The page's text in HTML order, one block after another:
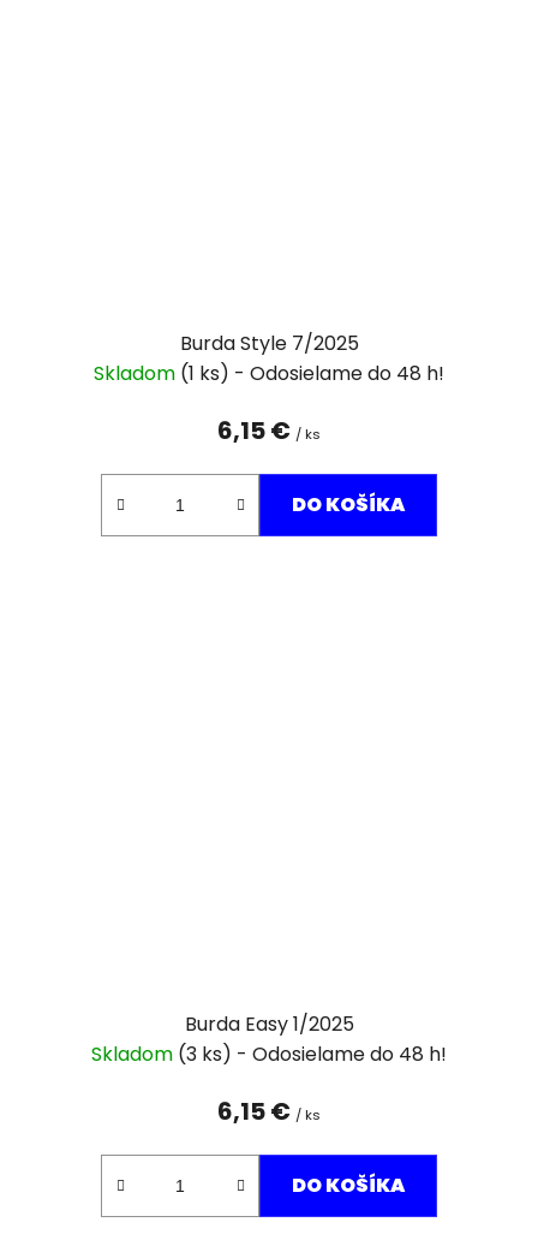
Burda Style 7/2025
Skladom (1 ks)
6,15 € / ks
DO KOŠÍKA
Burda Easy 1/2025
Skladom (3 ks)
6,15 € / ks
DO KOŠÍKA